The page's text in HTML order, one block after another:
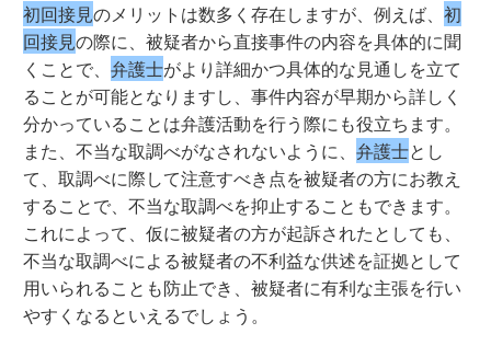
初回接見のメリットは数多く存在しますが、例えば、初
回接見の際に、被疑者から直接事件の内容を具体的に聞
くことで、弁護士がより詳細かつ具体的な見通しを立て
ることが可能となりますし、事件内容が早期から詳しく
分かっていることは弁護活動を行う際にも役立ちます。
また、不当な取調べがなされないように、弁護士とし
て、取調べに際して注意すべき点を被疑者の方にお教え
することで、不当な取調べを抑止することもできます。
これによって、仮に被疑者の方が起訴されたとしても、
不当な取調べによる被疑者の不利益な供述を証拠として
用いられることも防止でき、被疑者に有利な主張を行い
やすくなるといえるでしょう。